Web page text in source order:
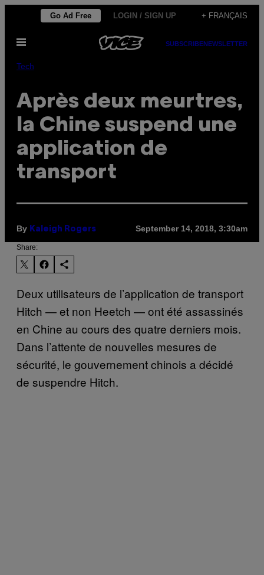
content
Go Ad Free LOGIN / SIGN UP + FRANÇAIS
Open
SUBSCRIBENEWSLETTER
Tech
Après deux meurtres,
la Chine suspend une
application de
transport
By Kaleigh Rogers September 14, 2018, 3:30am
Share:
Deux utilisateurs de l’application de transport
Hitch — et non Heetch — ont été assassinés
en Chine au cours des quatre derniers mois.
Dans l’attente de nouvelles mesures de
sécurité, le gouvernement chinois a décidé
de suspendre Hitch.